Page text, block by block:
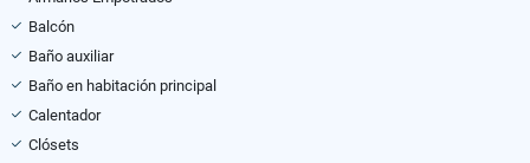
Balcón
Baño auxiliar
Baño en habitación principal
Calentador
Clósets